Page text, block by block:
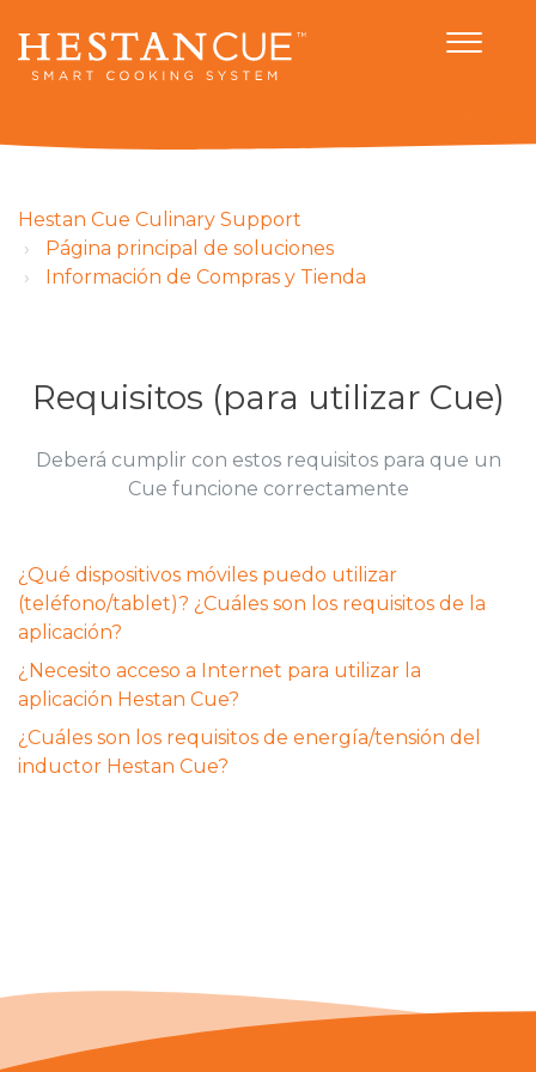
Hestan Cue Culinary Support
Página principal de soluciones
Información de Compras y Tienda
Requisitos (para utilizar Cue)
Deberá cumplir con estos requisitos para que un
Cue funcione correctamente
¿Qué dispositivos móviles puedo utilizar
(teléfono/tablet)? ¿Cuáles son los requisitos de la
aplicación?
¿Necesito acceso a Internet para utilizar la
aplicación Hestan Cue?
¿Cuáles son los requisitos de energía/tensión del
inductor Hestan Cue?